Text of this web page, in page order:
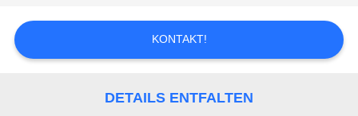
UNS
IN
VERBINDUNG
KONTAKT!
DETAILS ENTFALTEN